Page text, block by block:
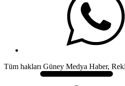
Tüm hakları Güney Medya Haber,